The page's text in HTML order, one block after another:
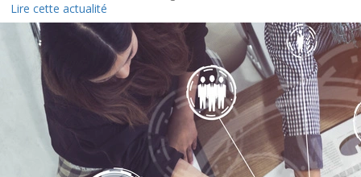
Lire cette actualité